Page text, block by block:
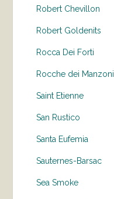
Robert Chevillon
Robert Goldenits
Rocca Dei Forti
Rocche dei Manzoni
Saint Etienne
San Rustico
Santa Eufemia
Sauternes-Barsac
Sea Smoke